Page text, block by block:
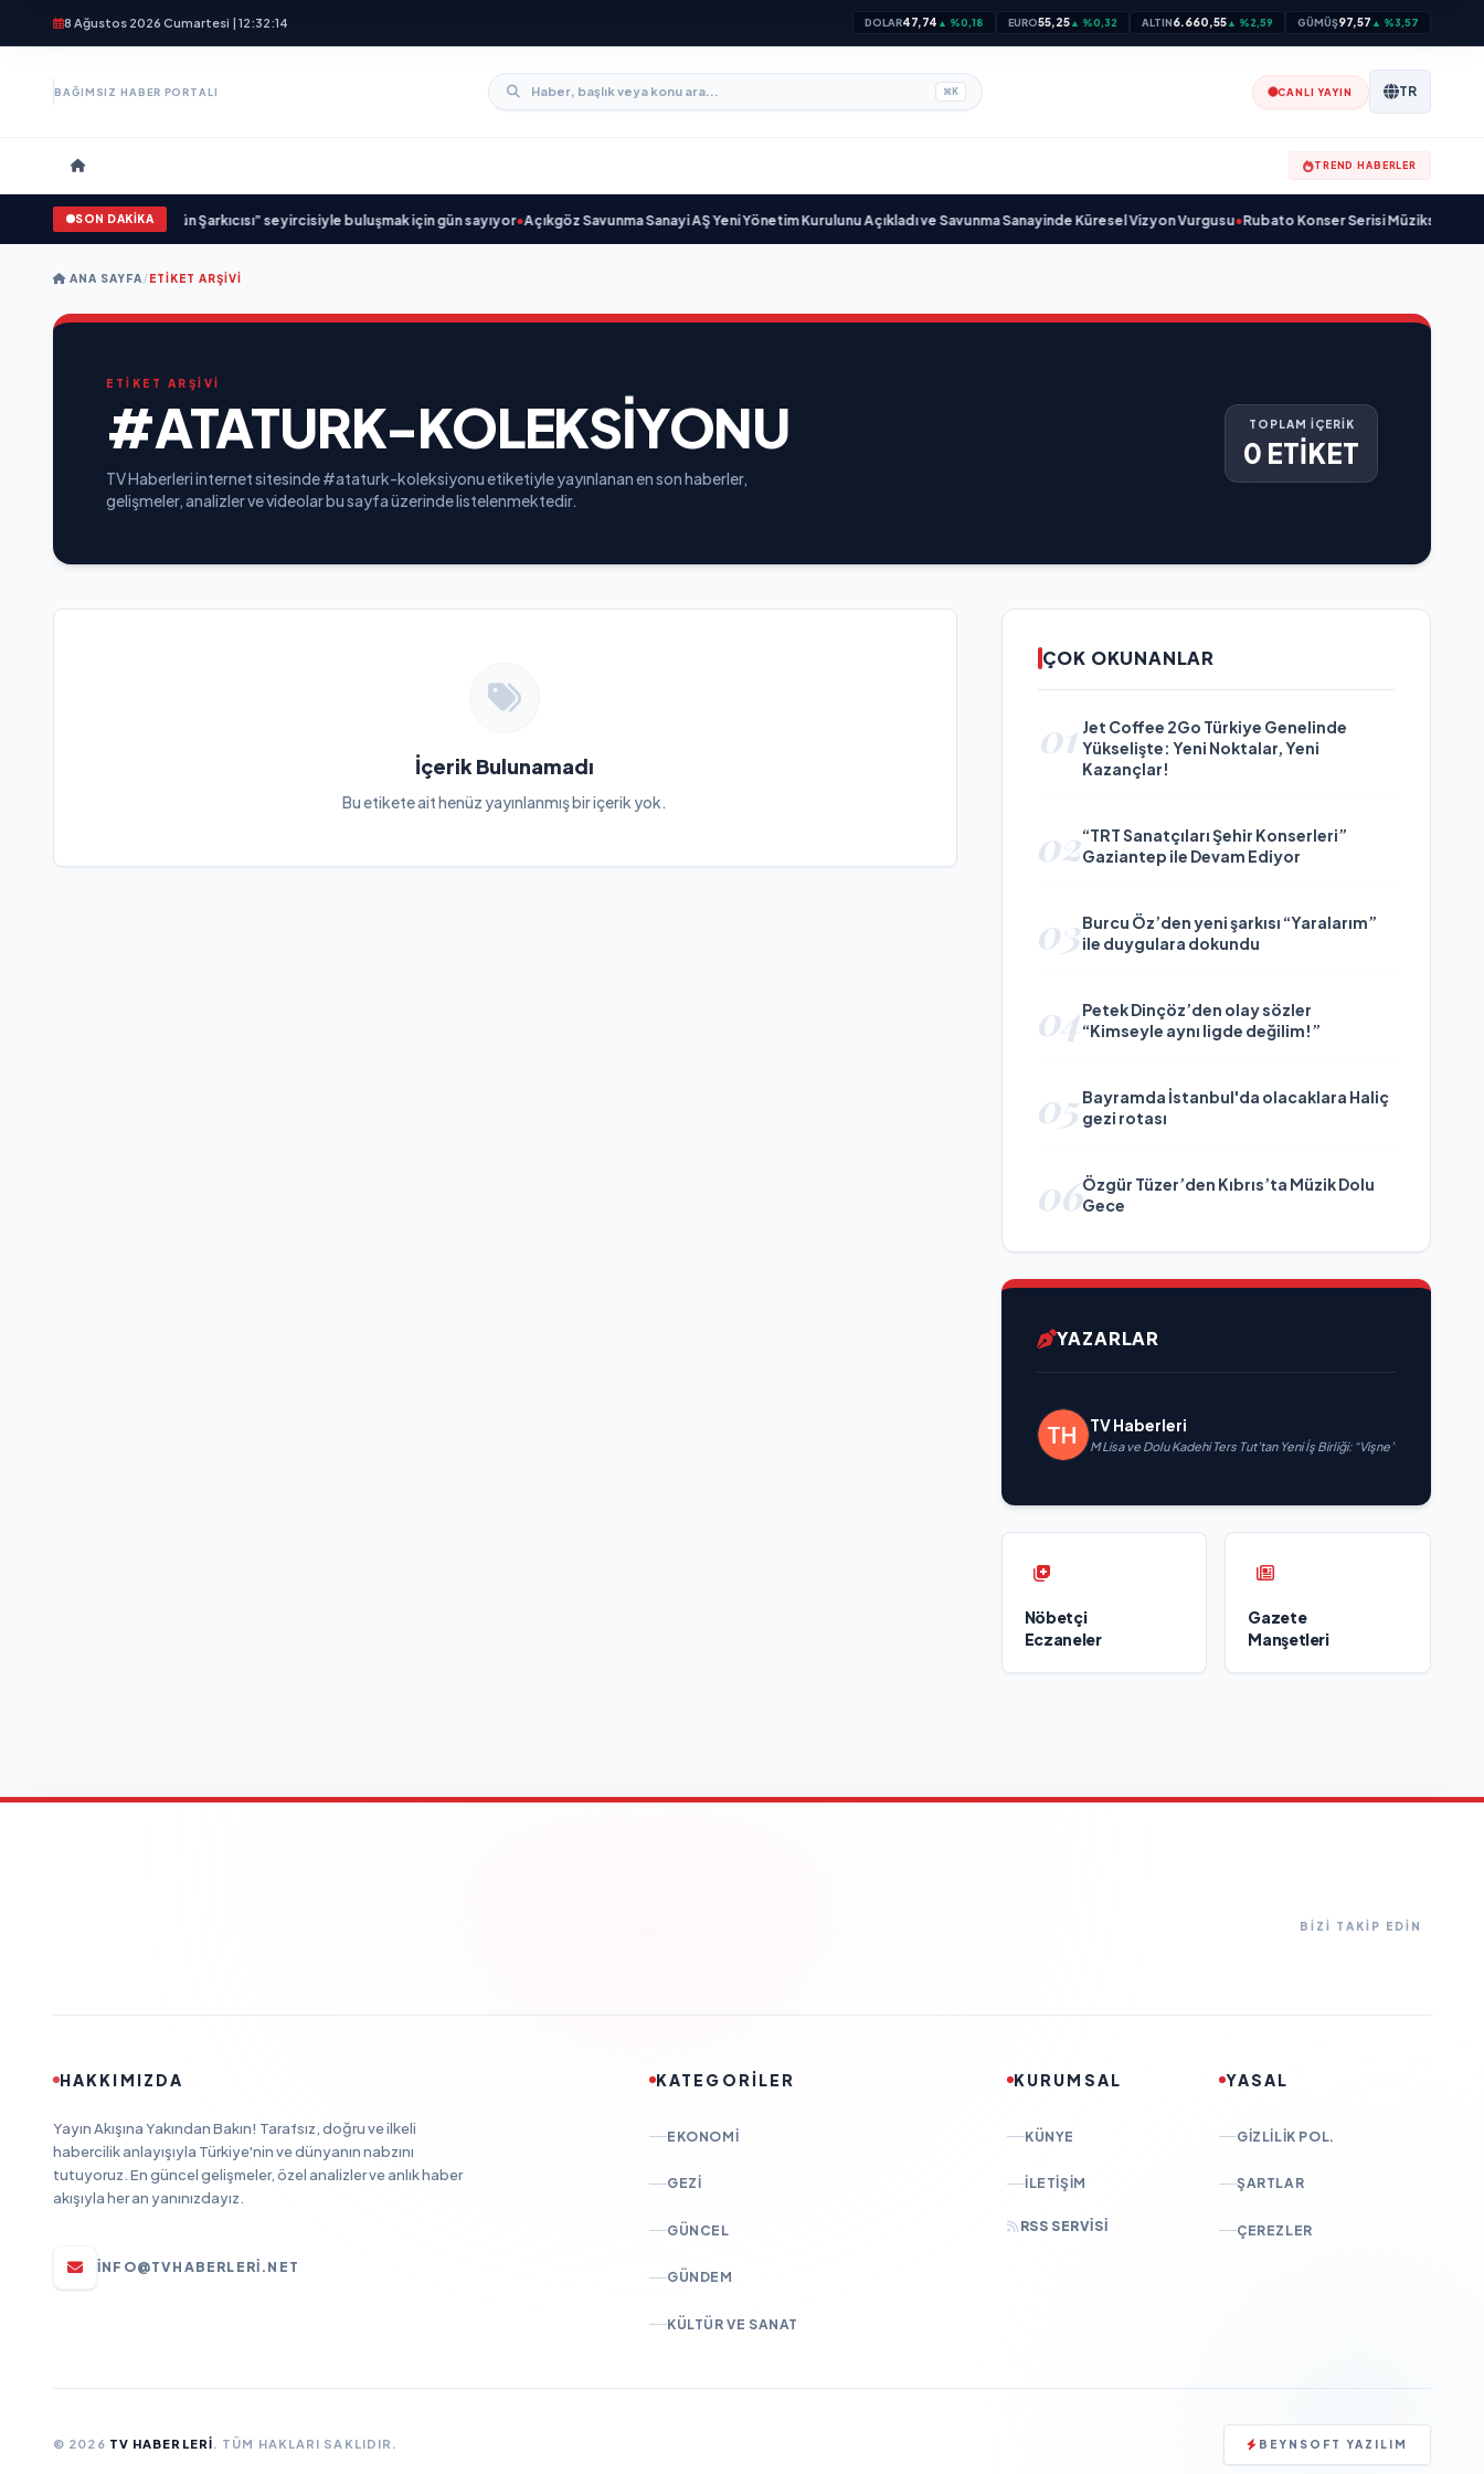
8 Ağustos 2026 Cumartesi | 12:32:15 DOLAR47,74 ▲ %0,18 EURO55,25▲ %0,32 ALTIN6.660,55▲ %2,59 GÜMÜŞ97,57 ▲ %3,57
BAĞIMSIZ HABER PORTALI ⌘K CANLI YAYIN TR
TREND HABERLER
SON DAKİKA
Birliği: “Vişne” •“Düğün Şarkıcısı” seyircisiyle buluşmak için gün sayıyor•Açıkgöz Savunma Sanayi AŞ Yeni Yönetim Kurulunu Açıkladı ve Savunma Sanayinde Küresel Vizyon Vurgusu•Rubato Konser Serisi Müzikseverlerle
ANA SAYFA/ETIKET ARŞIVI
ETİKET ARŞİVİ
#ATATURK-KOLEKSIYONU
TV Haberleri internet sitesinde #ataturk-koleksiyonu etiketiyle yayınlanan en son haberler,
gelişmeler, analizler ve videolar bu sayfa üzerinde listelenmektedir.
TOPLAM İÇERİK
0 ETİKET
İçerik Bulunamadı
Bu etikete ait henüz yayınlanmış bir içerik yok.
ÇOK OKUNANLAR
01 Jet Coffee 2Go Türkiye Genelinde
Yükselişte: Yeni Noktalar, Yeni
Kazançlar!
02“TRT Sanatçıları Şehir Konserleri”
Gaziantep ile Devam Ediyor
03Burcu Öz’den yeni şarkısı “Yaralarım”
ile duygulara dokundu
04Petek Dinçöz’den olay sözler
“Kimseyle aynı ligde değilim!”
05 Bayramda İstanbul'da olacaklara Haliç
gezi rotası
06Özgür Tüzer’den Kıbrıs’ta Müzik Dolu
Gece
YAZARLAR
TV Haberleri
M Lisa ve Dolu Kadehi Ters Tut’tan Yeni İş Birliği: “Vişne”
Nöbetçi
Eczaneler
Gazete
Manşetleri
BİZİ TAKİP EDİN
HAKKIMIZDA
Yayın Akışına Yakından Bakın! Tarafsız, doğru ve ilkeli
habercilik anlayışıyla Türkiye'nin ve dünyanın nabzını
tutuyoruz. En güncel gelişmeler, özel analizler ve anlık haber
akışıyla her an yanınızdayız.
INFO@TVHABERLERI.NET
KATEGORİLER
EKONOMI
GEZI
GÜNCEL
GÜNDEM
KÜLTÜR VE SANAT
KURUMSAL
KÜNYE
İLETIŞIM
RSS SERVISI
YASAL
GIZLILIK POL.
ŞARTLAR
ÇEREZLER
© 2026 TV HABERLERI. TÜM HAKLARI SAKLIDIR. BEYNSOFT YAZILIM